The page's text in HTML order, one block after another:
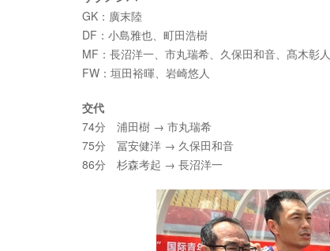
GK：廣末陸
DF：小島雅也、町田浩樹
MF：長沼洋一、市丸瑞希、久保田和音、髙木彰人
FW：垣田裕暉、岩崎悠人
交代
74分 浦田樹 → 市丸瑞希
75分 冨安健洋 → 久保田和音
86分 杉森考起 → 長沼洋一